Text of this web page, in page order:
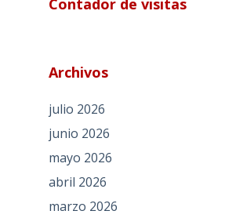
Contador de visitas
Archivos
julio 2026
junio 2026
mayo 2026
abril 2026
marzo 2026